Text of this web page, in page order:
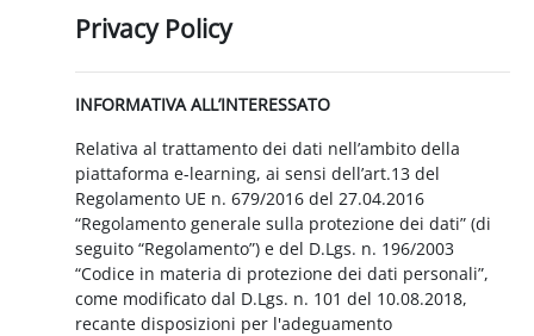
Privacy Policy
INFORMATIVA ALL’INTERESSATO
Relativa al trattamento dei dati nell’ambito della
piattaforma e-learning, ai sensi dell’art.13 del
Regolamento UE n. 679/2016 del 27.04.2016
“Regolamento generale sulla protezione dei dati” (di
seguito “Regolamento”) e del D.Lgs. n. 196/2003
“Codice in materia di protezione dei dati personali”,
come modificato dal D.Lgs. n. 101 del 10.08.2018,
recante disposizioni per l'adeguamento